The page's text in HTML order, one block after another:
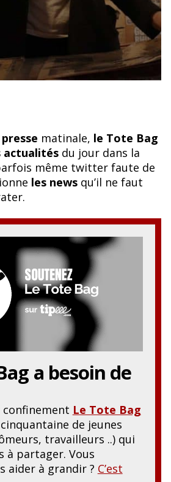
matinale, le Tote Bag
actualitésdu jour dans la
même twitter faute de
les newsqu’il ne faut
a besoin de
confinement Le Tote Bag
de jeunes
travailleurs ..) qui
à partager. Vous
aider à grandir ? C’est